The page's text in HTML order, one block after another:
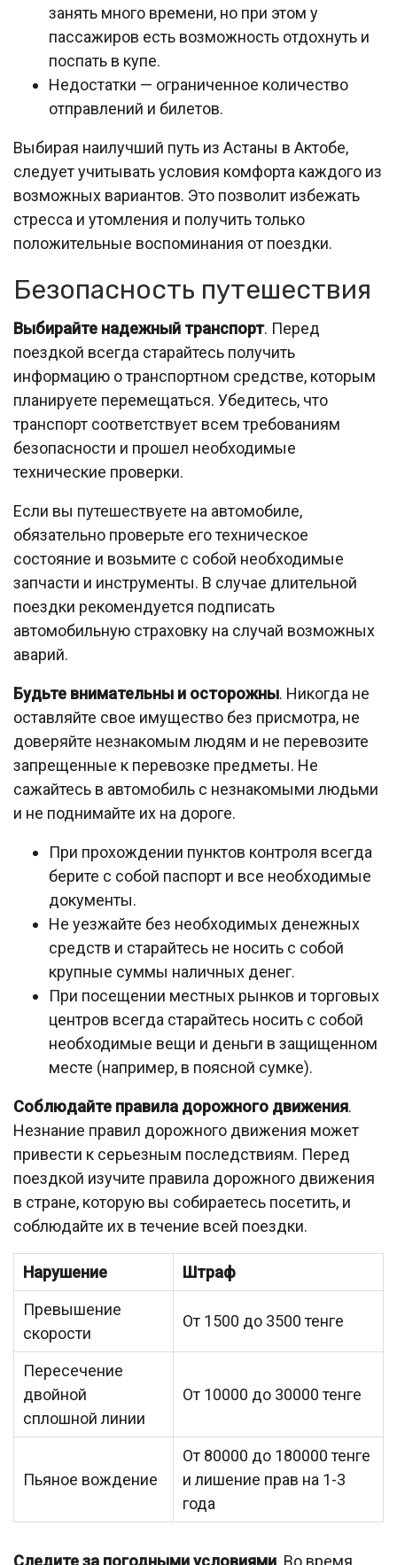
занять много времени, но при этом у
пассажиров есть возможность отдохнуть и
поспать в купе.
Недостатки — ограниченное количество
отправлений и билетов.
Выбирая наилучший путь из Астаны в Актобе,
следует учитывать условия комфорта каждого из
возможных вариантов. Это позволит избежать
стресса и утомления и получить только
положительные воспоминания от поездки.
Безопасность путешествия
Выбирайте надежный транспорт. Перед
поездкой всегда старайтесь получить
информацию о транспортном средстве, которым
планируете перемещаться. Убедитесь, что
транспорт соответствует всем требованиям
безопасности и прошел необходимые
технические проверки.
Если вы путешествуете на автомобиле,
обязательно проверьте его техническое
состояние и возьмите с собой необходимые
запчасти и инструменты. В случае длительной
поездки рекомендуется подписать
автомобильную страховку на случай возможных
аварий.
Будьте внимательны и осторожны. Никогда не
оставляйте свое имущество без присмотра, не
доверяйте незнакомым людям и не перевозите
запрещенные к перевозке предметы. Не
сажайтесь в автомобиль с незнакомыми людьми
и не поднимайте их на дороге.
При прохождении пунктов контроля всегда
берите с собой паспорт и все необходимые
документы.
Не уезжайте без необходимых денежных
средств и старайтесь не носить с собой
крупные суммы наличных денег.
При посещении местных рынков и торговых
центров всегда старайтесь носить с собой
необходимые вещи и деньги в защищенном
месте (например, в поясной сумке).
Соблюдайте правила дорожного движения.
Незнание правил дорожного движения может
привести к серьезным последствиям. Перед
поездкой изучите правила дорожного движения
в стране, которую вы собираетесь посетить, и
соблюдайте их в течение всей поездки.
Нарушение
Штраф
Превышение
скорости
От 1500 до 3500 тенге
Пересечение
двойной
сплошной линии
От 10000 до 30000 тенге
Пьяное вождение
От 80000 до 180000 тенге
и лишение прав на 1-3
года
Следите за погодными условиями . Во время